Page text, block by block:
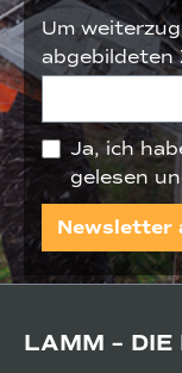
Um
abgebildeten
Ja, ich
gelesen
Newsletter
LAMM – DIE